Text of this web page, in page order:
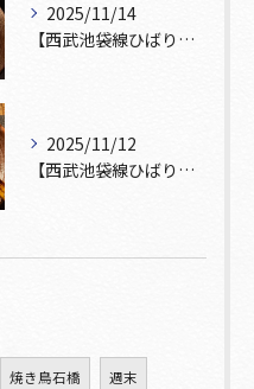
2025/11/14
【西武池袋線ひばりヶ丘駅】から徒歩5分🚶
2025/11/12
【西武池袋線ひばりヶ丘駅】から徒歩5分圏内🚶‍♀️！
焼き鳥石橋 週末